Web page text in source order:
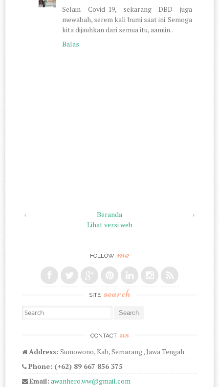
Selain Covid-19, sekarang DBD juga
mewabah, serem kali bumi saat ini. Semoga
kita dijauhkan dari semua itu, aamiin..
Balas
‹ ›
Beranda
Lihat versi web
FOLLOW me
SITE search
Search for:
CONTACT us
Address: Sumowono, Kab, Semarang , Jawa Tengah
Phone: (+62) 89 667 856 375
Email: awanhero.ww@gmail.com